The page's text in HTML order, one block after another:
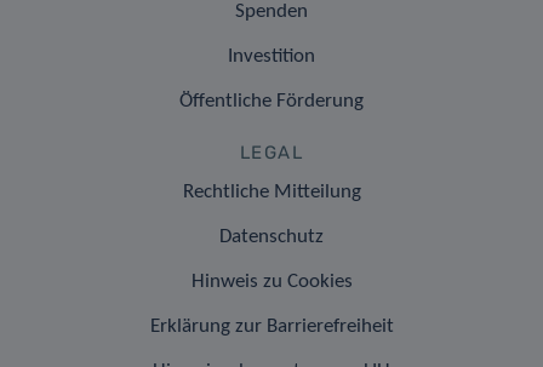
Spenden
Investition
Öffentliche Förderung
LEGAL
Rechtliche Mitteilung
Datenschutz
Hinweis zu Cookies
Erklärung zur Barrierefreiheit